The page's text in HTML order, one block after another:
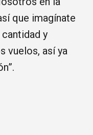
que imagínate
y
vuelos, así ya